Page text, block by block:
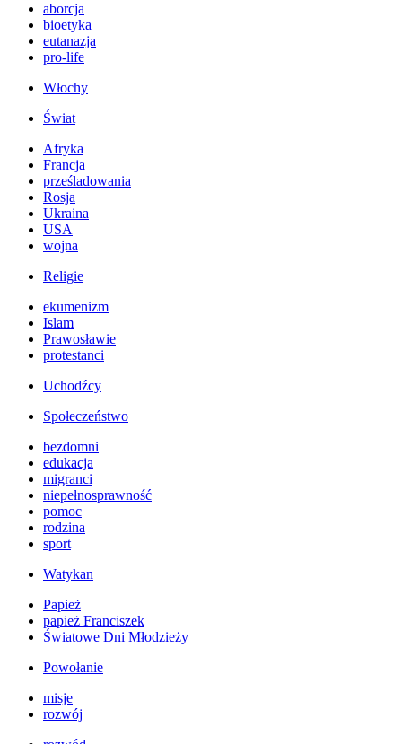
aborcja
bioetyka
eutanazja
pro-life
Włochy
Świat
Afryka
Francja
prześladowania
Rosja
Ukraina
USA
wojna
Religie
ekumenizm
Islam
Prawosławie
protestanci
Uchodźcy
Społeczeństwo
bezdomni
edukacja
migranci
niepełnosprawność
pomoc
rodzina
sport
Watykan
Papież
papież Franciszek
Światowe Dni Młodzieży
Powołanie
misje
rozwój